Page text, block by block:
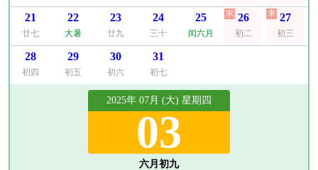
21
廿七
22
大暑
23
廿九
24
三十
25
闰六月
26
初二
27
初三
28
初四
29
初五
30
初六
31
初七
2025年 07月 (大) 星期四
03
六月初九